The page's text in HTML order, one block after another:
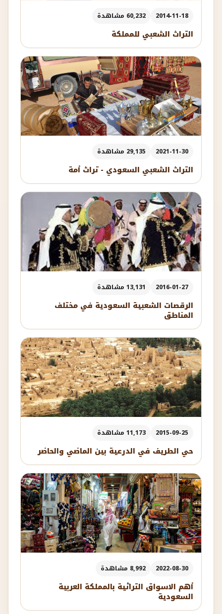
2014-11-18 60,232 مشاهدة
التراث الشعبي للمملكة
2021-11-30 29,135 مشاهدة
التراث الشعبي السعودي - تراث أمة
2016-01-27 13,131 مشاهدة
الرقصات الشعبية السعودية في مختلف
المناطق
2015-09-25 11,173 مشاهدة
حي الطريف في الدرعية بين الماضي والحاضر
2022-08-30 8,992 مشاهدة
أهم الاسواق التراثية بالمملكة العربية
السعودية